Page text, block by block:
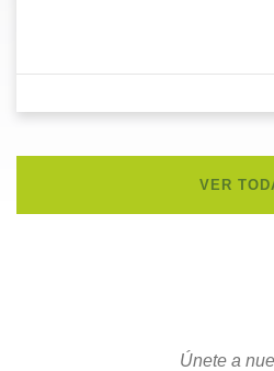
VER
Únete a